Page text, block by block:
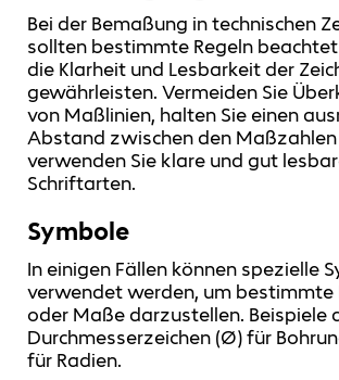
Bei der Bemaßung in technischen
sollten bestimmte Regeln
die Klarheit und Lesbarkeit der
gewährleisten. Vermeiden Sie
von Maßlinien, halten Sie einen
Abstand zwischen den
verwenden Sie klare und gut
Schriftarten.
Symbole
In einigen Fällen können spezielle
verwendet werden, um
oder Maße darzustellen. Beispiele
Durchmesserzeichen (Ø) für
für Radien.